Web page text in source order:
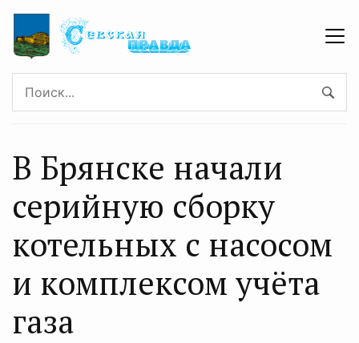
В Брянске начали
серийную сборку
котельных с насосом
и комплексом учёта
газа